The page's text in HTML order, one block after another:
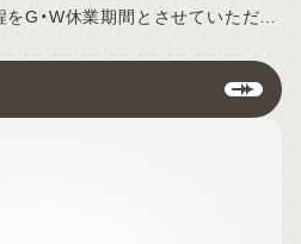
G・W休業期間とさせていただき
常営業いたします。 【対象拠
久留米支店 KAB総合住